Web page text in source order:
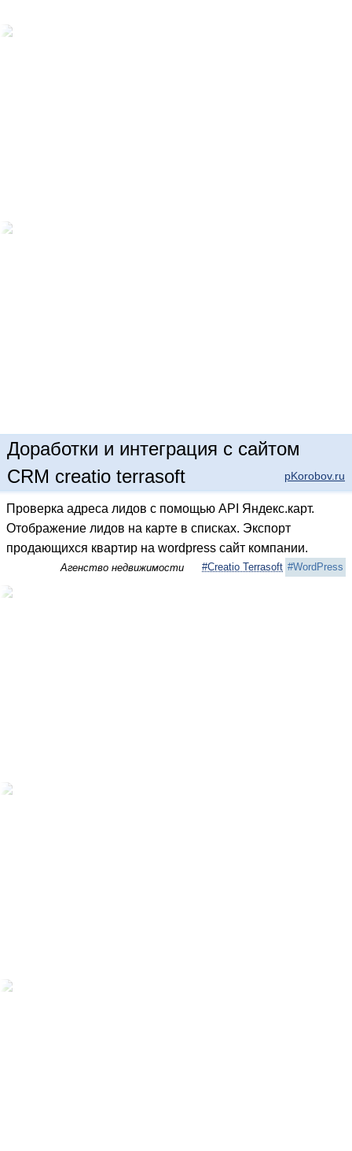
Доработки и интеграция с сайтом
CRM creatio terrasoft
pKorobov.ru
Проверка адреса лидов с помощью API Яндекс.карт.
Отображение лидов на карте в списках. Экспорт
продающихся квартир на wordpress сайт компании.
#Creatio Terrasoft #WordPress
Агенство недвижимости